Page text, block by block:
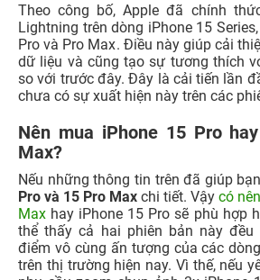
Theo công bố, Apple đã chính
Lightning trên dòng iPhone 15
Pro và Pro Max. Điều này giúp cải
dữ liệu và cũng tạo sự tương thích
so với trước đây. Đây là cải tiến lần
chưa có sự xuất hiện này trên các
Nên mua iPhone 15 Pro
Max?
Nếu những thông tin trên đã giúp
Pro và 15 Pro Max chi tiết. Vậy có
Max hay iPhone 15 Pro sẽ phù hợp
thể thấy cả hai phiên bản này
điểm vô cùng ấn tượng của các
trên thị trường hiện nay. Vì thế, nếu